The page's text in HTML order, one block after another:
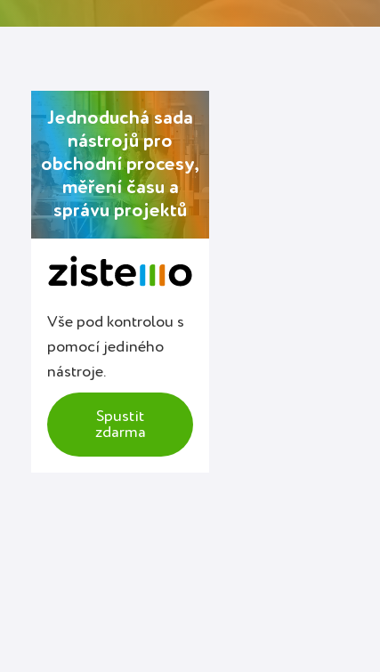
Jednoduchá sada
nástrojů pro
obchodní procesy,
měření času a
správu projektů
Vše pod kontrolou s
pomocí jediného
nástroje.
Spustit
zdarma